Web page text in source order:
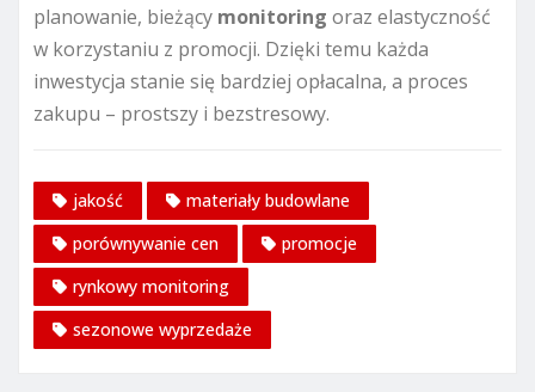
planowanie, bieżący monitoring oraz elastyczność
w korzystaniu z promocji. Dzięki temu każda
inwestycja stanie się bardziej opłacalna, a proces
zakupu – prostszy i bezstresowy.
jakość
materiały budowlane
porównywanie cen
promocje
rynkowy monitoring
sezonowe wyprzedaże